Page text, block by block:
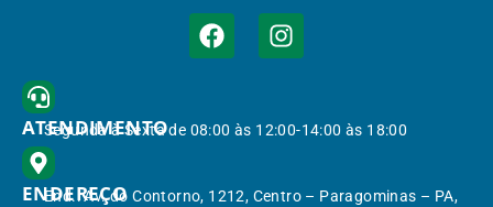
ATENDIMENTO
Segunda à Sexta de 08:00 às 12:00-14:00 às 18:00
ENDEREÇO
End.: Av. do Contorno, 1212, Centro – Paragominas – PA,